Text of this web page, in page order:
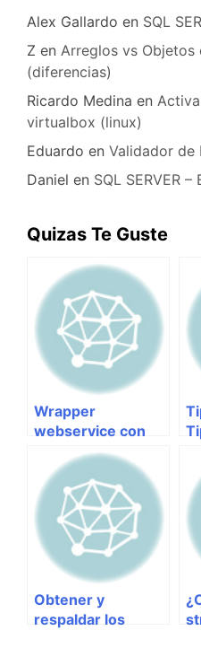
Alex Gallardo en SQL
Z en Arreglos vs Objetos
(diferencias)
Ricardo Medina en
virtualbox (linux)
Eduardo en Validador de
Daniel en SQL SERVER –
Quizas Te Guste
Wrapper
webservice con
axis y ant en
eclipse
Obtener y
respaldar los